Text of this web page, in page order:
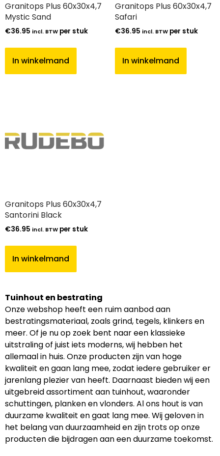
Granitops Plus 60x30x4,7
Mystic Sand
€36.95 incl. BTW per stuk
In winkelmand
Granitops Plus 60x30x4,7
Safari
€36.95 incl. BTW per stuk
In winkelmand
Granitops Plus 60x30x4,7
Santorini Black
€36.95 incl. BTW per stuk
In winkelmand
Tuinhout en bestrating
Onze webshop heeft een ruim aanbod aan
bestratingsmateriaal, zoals grind, tegels, klinkers en
meer. Of je nu op zoek bent naar een klassieke
uitstraling of juist iets moderns, wij hebben het
allemaal in huis. Onze producten zijn van hoge
kwaliteit en gaan lang mee, zodat iedere gebruiker er
jarenlang plezier van heeft. Daarnaast bieden wij een
uitgebreid assortiment aan tuinhout, waaronder
schuttingen, planken en vlonders. Al ons hout is van
duurzame kwaliteit en gaat lang mee. Wij geloven in
het belang van duurzaamheid en zijn trots op onze
producten die bijdragen aan een duurzame toekomst.